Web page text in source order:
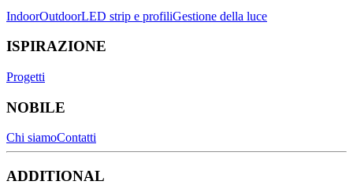
IndoorOutdoorLED strip e profiliGestione della luce
ISPIRAZIONE
Progetti
NOBILE
Chi siamoContatti
ADDITIONAL